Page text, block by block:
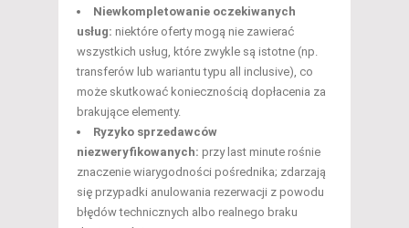
Niewkompletowanie oczekiwanych
usług: niektóre oferty mogą nie zawierać
wszystkich usług, które zwykle są istotne (np.
transferów lub wariantu typu all inclusive), co
może skutkować koniecznością dopłacenia za
brakujące elementy.
Ryzyko sprzedawców
niezweryfikowanych: przy last minute rośnie
znaczenie wiarygodności pośrednika; zdarzają
się przypadki anulowania rezerwacji z powodu
błędów technicznych albo realnego braku